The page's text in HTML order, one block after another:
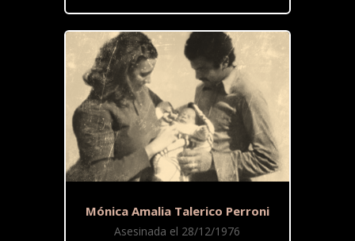
Mónica Amalia Talerico Perroni
Asesinada el 28/12/1976